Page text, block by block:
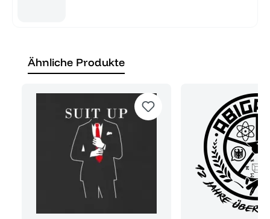
Ähnliche Produkte